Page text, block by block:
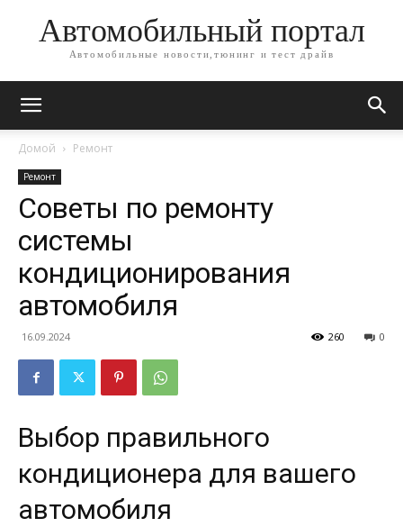
Автомобильный портал
Автомобильные новости,тюнинг и тест драйв
Домой Ремонт
Ремонт
Советы по ремонту
системы
кондиционирования
автомобиля
16.09.2024 0
260
Выбор правильного
кондиционера для вашего
автомобиля